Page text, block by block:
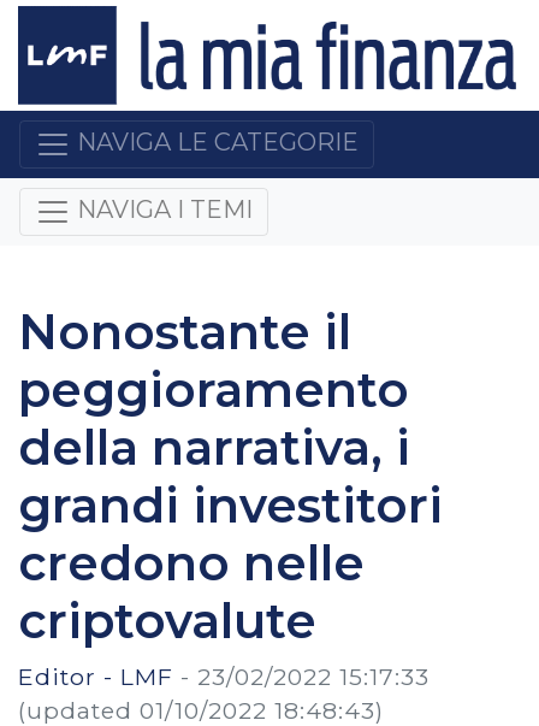
NAVIGA LE CATEGORIE
NAVIGA I TEMI
Nonostante il
peggioramento
della narrativa, i
grandi investitori
credono nelle
criptovalute
Editor - LMF - 23/02/2022 15:17:33
(updated 01/10/2022 18:48:43)